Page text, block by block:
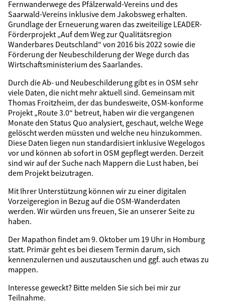
Fernwanderwege des Pfälzerwald-Vereins und des
Saarwald-Vereins inklusive dem Jakobsweg erhalten.
Grundlage der Erneuerung waren das zweiteilige LEADER-
Förderprojekt „Auf dem Weg zur Qualitätsregion
Wanderbares Deutschland“ von 2016 bis 2022 sowie die
Förderung der Neubeschilderung der Wege durch das
Wirtschaftsministerium des Saarlandes.
Durch die Ab- und Neubeschilderung gibt es in OSM sehr
viele Daten, die nicht mehr aktuell sind. Gemeinsam mit
Thomas Froitzheim, der das bundesweite, OSM-konforme
Projekt „Route 3.0“ betreut, haben wir die vergangenen
Monate den Status Quo analysiert, geschaut, welche Wege
gelöscht werden müssten und welche neu hinzukommen.
Diese Daten liegen nun standardisiert inklusive Wegelogos
vor und können ab sofort in OSM gepflegt werden. Derzeit
sind wir auf der Suche nach Mappern die Lust haben, bei
dem Projekt beizutragen.
Mit Ihrer Unterstützung können wir zu einer digitalen
Vorzeigeregion in Bezug auf die OSM-Wanderdaten
werden. Wir würden uns freuen, Sie an unserer Seite zu
haben.
Der Mapathon findet am 9. Oktober um 19 Uhr in Homburg
statt. Primär geht es bei diesem Termin darum, sich
kennenzulernen und auszutauschen und ggf. auch etwas zu
mappen.
Interesse geweckt? Bitte melden Sie sich bei mir zur
Teilnahme.